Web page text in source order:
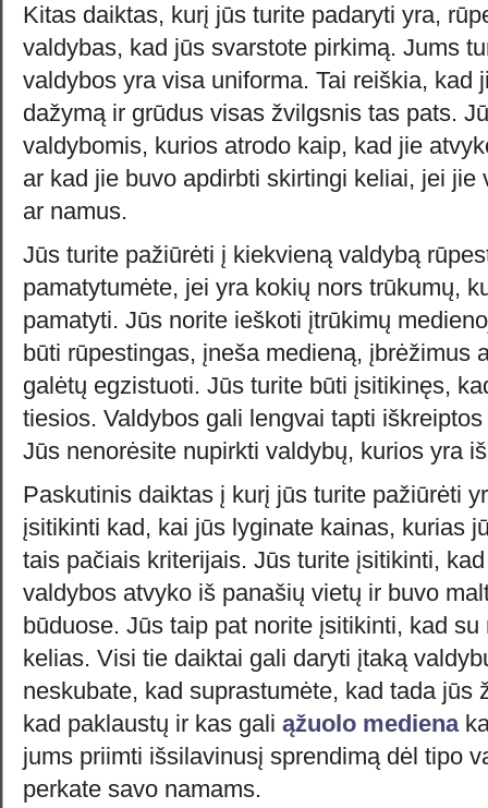
Kitas daiktas, kurį jūs turite padaryti yra,
valdybas, kad jūs svarstote pirkimą. Jums
valdybos yra visa uniforma. Tai reiškia, kad
dažymą ir grūdus visas žvilgsnis tas pats.
valdybomis, kurios atrodo kaip, kad jie
ar kad jie buvo apdirbti skirtingi keliai, jei jie
ar namus.
Jūs turite pažiūrėti į kiekvieną valdybą
pamatytumėte, jei yra kokių nors trūkumų,
pamatyti. Jūs norite ieškoti įtrūkimų
būti rūpestingas, įneša medieną, įbrėžimus
galėtų egzistuoti. Jūs turite būti įsitikinęs,
tiesios. Valdybos gali lengvai tapti
Jūs nenorėsite nupirkti valdybų, kurios yra
Paskutinis daiktas į kurį jūs turite pažiūrėti
įsitikinti kad, kai jūs lyginate kainas, kurias
tais pačiais kriterijais. Jūs turite įsitikinti,
valdybos atvyko iš panašių vietų ir buvo
būduose. Jūs taip pat norite įsitikinti, kad
kelias. Visi tie daiktai gali daryti įtaką
neskubate, kad suprastumėte, kad tada jūs
kad paklaustų ir kas gali ąžuolo mediena
jums priimti išsilavinusį sprendimą dėl tipo
perkate savo namams.